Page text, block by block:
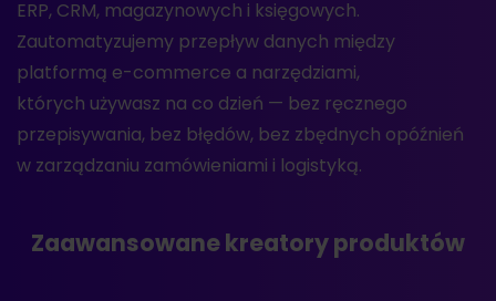
ERP, CRM, magazynowych i księgowych.
Zautomatyzujemy przepływ danych między
platformą e-commerce a narzędziami,
których używasz na co dzień — bez ręcznego
przepisywania, bez błędów, bez zbędnych opóźnień
w zarządzaniu zamówieniami i logistyką.
Zaawansowane kreatory produktów